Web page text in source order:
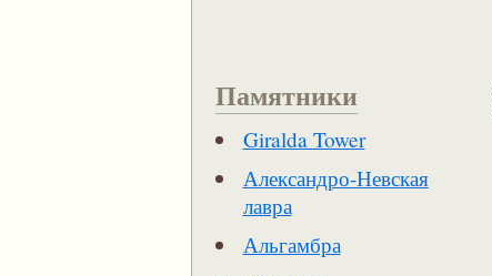
Памятники
Giralda Tower
Александро-Невская
лавра
Альгамбра